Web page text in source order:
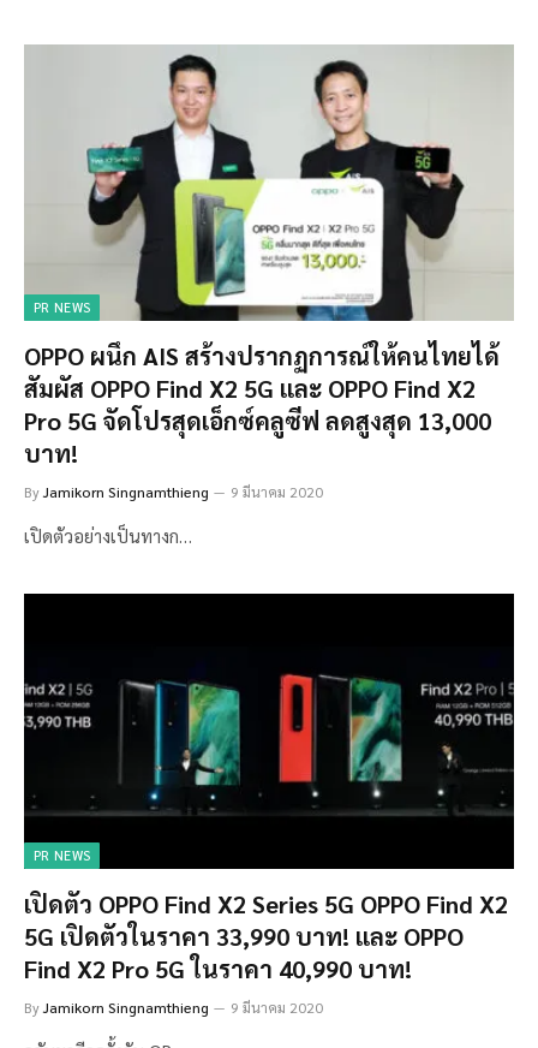
PR NEWS
OPPO ผนึก AIS สร้างปรากฏการณ์ให้คนไทยได้
สัมผัส OPPO Find X2 5G และ OPPO Find X2
Pro 5G จัดโปรสุดเอ็กซ์คลูซีฟ ลดสูงสุด 13,000
บาท!
ByJamikorn Singnamthieng 9 มีนาคม 2020
เปิดตัวอย่างเป็นทางก…
PR NEWS
เปิดตัว OPPO Find X2 Series 5G OPPO Find X2
5G เปิดตัวในราคา 33,990 บาท! และ OPPO
Find X2 Pro 5G ในราคา 40,990 บาท!
ByJamikorn Singnamthieng 9 มีนาคม 2020